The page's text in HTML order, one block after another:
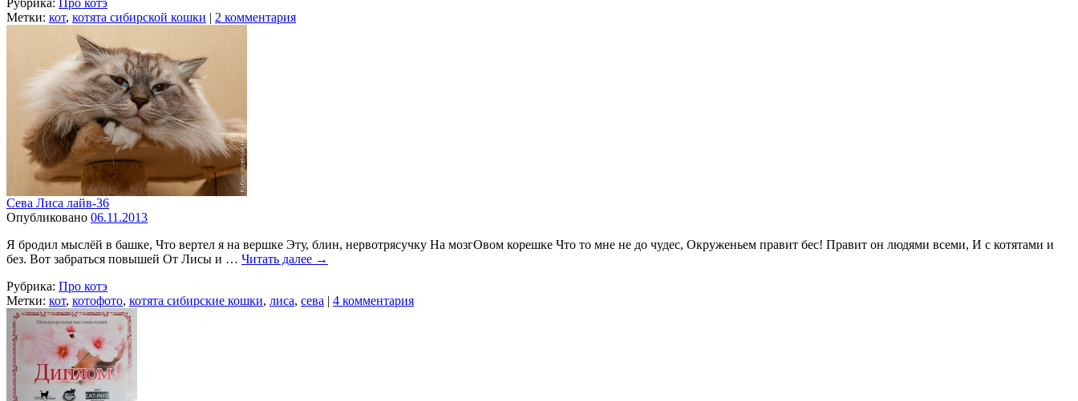
Метки: кот, котята сибирской кошки | 2 комментария
Сева Лиса лайв-36
Опубликовано 06.11.2013
Я бродил мыслёй в башке, Что вертел я на вершке Эту, блин, нервотрясучку На мозгОвом корешке Что то мне не до чудес, Окруженьем правит бес! Правит он людями всеми, И с котятами и
без. Вот забраться повышей От Лисы и … Читать далее →
Рубрика: Про котэ
Метки: кот, котофото, котята сибирские кошки, лиса, сева | 4 комментария